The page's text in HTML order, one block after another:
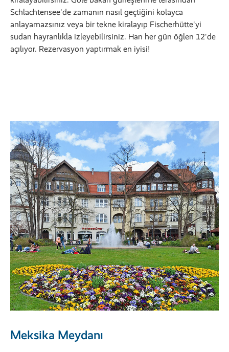
Schlachtensee'de zamanın nasıl geçtiğini kolayca
anlayamazsınız veya bir tekne kiralayıp Fischerhütte'yi
sudan hayranlıkla izleyebilirsiniz. Han her gün öğlen 12'de
açılıyor. Rezervasyon yaptırmak en iyisi!
Meksika Meydanı